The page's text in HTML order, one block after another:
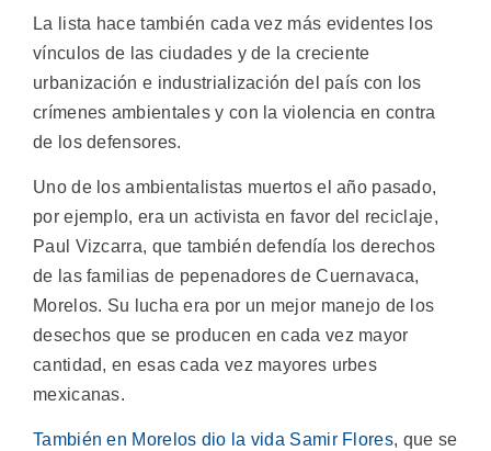
La lista hace también cada vez más evidentes los
vínculos de las ciudades y de la creciente
urbanización e industrialización del país con los
crímenes ambientales y con la violencia en contra
de los defensores.
Uno de los ambientalistas muertos el año pasado,
por ejemplo, era un activista en favor del reciclaje,
Paul Vizcarra, que también defendía los derechos
de las familias de pepenadores de Cuernavaca,
Morelos. Su lucha era por un mejor manejo de los
desechos que se producen en cada vez mayor
cantidad, en esas cada vez mayores urbes
mexicanas.
También en Morelos dio la vida Samir Flores, que se